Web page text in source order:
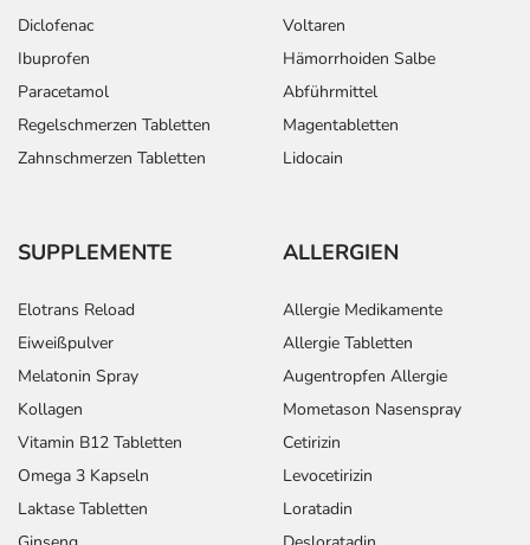
Diclofenac
Ibuprofen
Paracetamol
Regelschmerzen Tabletten
Zahnschmerzen Tabletten
Voltaren
Hämorrhoiden Salbe
Abführmittel
Magentabletten
Lidocain
SUPPLEMENTE
Elotrans Reload
Eiweißpulver
Melatonin Spray
Kollagen
Vitamin B12 Tabletten
Omega 3 Kapseln
Laktase Tabletten
ALLERGIEN
Allergie Medikamente
Allergie Tabletten
Augentropfen Allergie
Mometason Nasenspray
Cetirizin
Levocetirizin
Loratadin